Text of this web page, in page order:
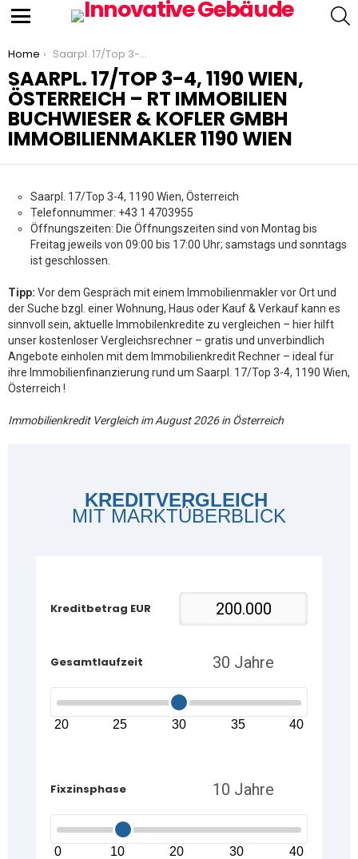
You are here:
Home Saarpl. 17/Top 3-4, 1190 Wien, Österreich – RT Immobilien Buchwieser & Kofler GmbH Immobilienmakler 1190 Wien
SAARPL. 17/TOP 3-4, 1190 WIEN,
ÖSTERREICH – RT IMMOBILIEN
BUCHWIESER & KOFLER GMBH
IMMOBILIENMAKLER 1190 WIEN
Saarpl. 17/Top 3-4, 1190 Wien, Österreich
Telefonnummer: +43 1 4703955
Öffnungszeiten: Die Öffnungszeiten sind von Montag bis
Freitag jeweils von 09:00 bis 17:00 Uhr; samstags und sonntags
ist geschlossen.
Tipp: Vor dem Gespräch mit einem Immobilienmakler vor Ort und
der Suche bzgl. einer Wohnung, Haus oder Kauf & Verkauf kann es
sinnvoll sein, aktuelle Immobilenkredite zu vergleichen – hier hilft
unser kostenloser Vergleichsrechner – gratis und unverbindlich
Angebote einholen mit dem Immobilienkredit Rechner – ideal für
ihre Immobilienfinanzierung rund um Saarpl. 17/Top 3-4, 1190 Wien,
Österreich !
Immobilienkredit Vergleich im August 2026 in Österreich
KREDITVERGLEICH
MIT MARKTÜBERBLICK
Kreditbetrag EUR
Gesamtlaufzeit
Fixzinsphase
20 25 30 35 40
0 10 20 30 40